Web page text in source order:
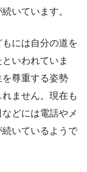
いています。
には自分の道を
いわれていま
尊重する姿勢
ません。現在も
どには電話やメ
いているようで